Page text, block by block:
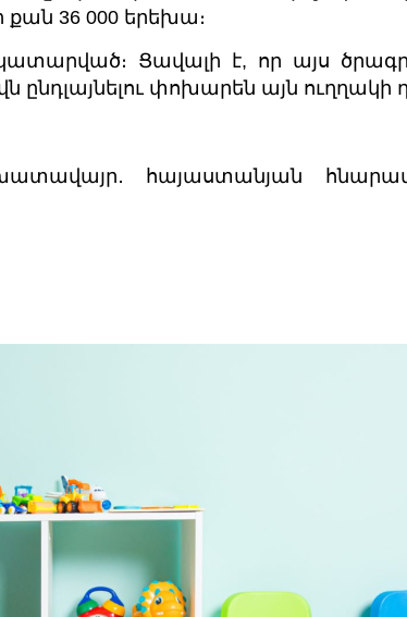
քան 36 000 երեխա։
Ցավալի է, որ այս
ընդլայնելու փոխարեն այն ուղղակի
հայաստանյան